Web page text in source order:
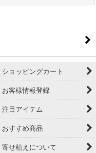
ショッピングカート
お客様情報登録
注目アイテム
おすすめ商品
寄せ植えについて